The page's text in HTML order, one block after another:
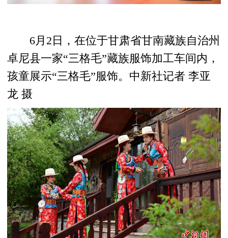
6月2日，在位于甘肃省甘南藏族自治州
卓尼县一家“三格毛”藏族服饰加工车间内，
孩童展示“三格毛”服饰。中新社记者 李亚
龙 摄